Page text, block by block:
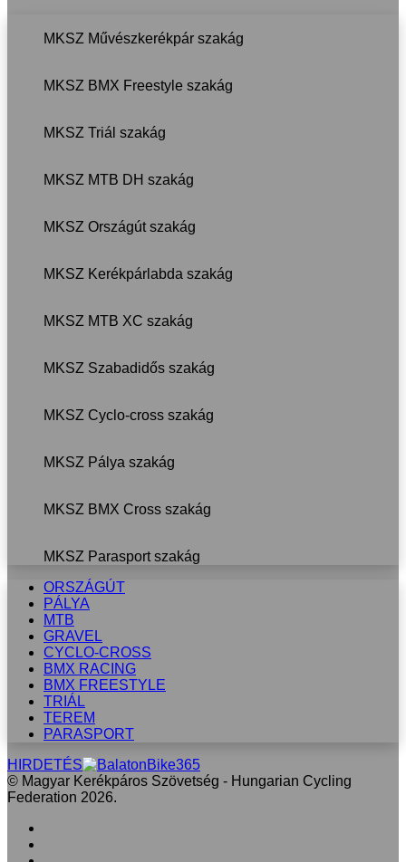
MKSZ Művészkerékpár szakág
MKSZ BMX Freestyle szakág
MKSZ Triál szakág
MKSZ MTB DH szakág
MKSZ Országút szakág
MKSZ Kerékpárlabda szakág
MKSZ MTB XC szakág
MKSZ Szabadidős szakág
MKSZ Cyclo-cross szakág
MKSZ Pálya szakág
MKSZ BMX Cross szakág
MKSZ Parasport szakág
ORSZÁGÚT
PÁLYA
MTB
GRAVEL
CYCLO-CROSS
BMX RACING
BMX FREESTYLE
TRIÁL
TEREM
PARASPORT
HIRDETÉS
© Magyar Kerékpáros Szövetség - Hungarian Cycling
Federation 2026.